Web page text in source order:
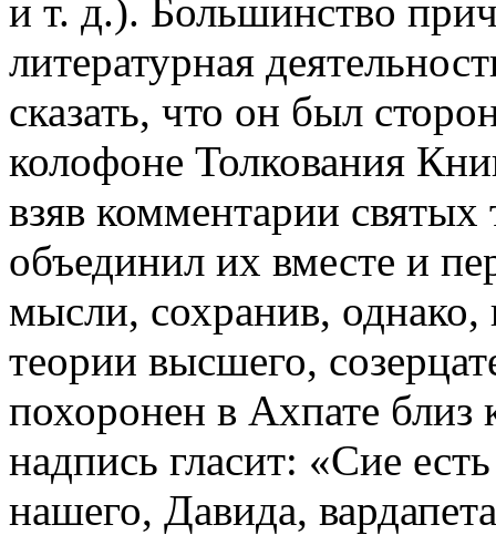
и т. д.). Большинство
литературная
сказать, что он был
колофоне Толкования
взяв комментарии святых
объединил их вместе и
мысли, сохранив,
теории высшего,
похоронен в Ахпате близ
надпись гласит: «Сие
нашего, Давида,